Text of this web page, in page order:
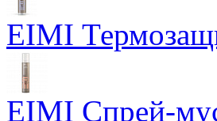
EIMI
EIMI Спрей-